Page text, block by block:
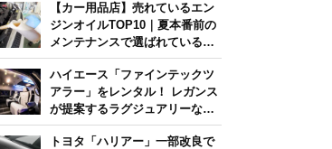
【カー用品店】売れているエン
ジンオイルTOP10｜夏本番前の
メンテナンスで選ばれている人
気モデルは？【2026年6月版】
ハイエース「ファインテックツ
アラー」をレンタル！ レガンス
が提案するラグジュアリーな移
動体験
トヨタ「ハリアー」一部改良で